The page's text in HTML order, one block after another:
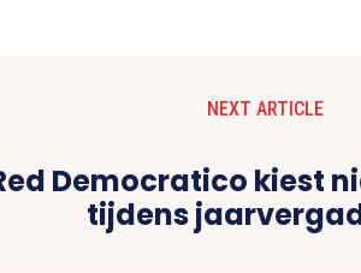
NEXT ARTICLE
Democratico kiest
tijdens